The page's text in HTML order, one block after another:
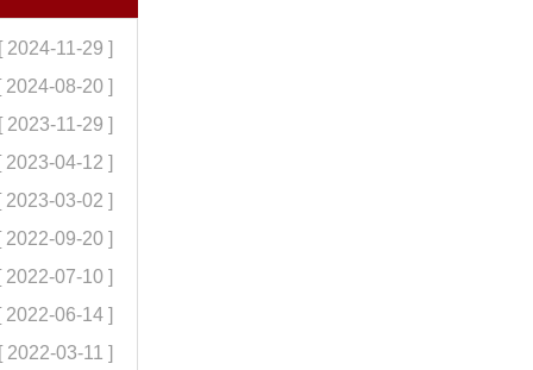
2024-11-29 ]
2024-08-20 ]
2023-11-29 ]
2023-04-12 ]
2023-03-02 ]
2022-09-20 ]
2022-07-10 ]
2022-06-14 ]
2022-03-11 ]